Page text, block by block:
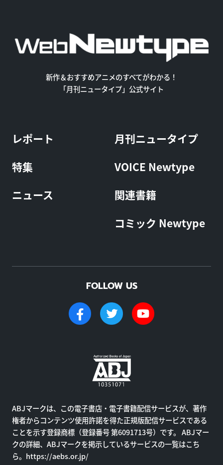
新作＆おすすめアニメのすべてがわかる！
「月刊ニュータイプ」公式サイト
レポート
特集
ニュース
月刊ニュータイプ
VOICE Newtype
関連書籍
コミック Newtype
FOLLOW US
ABJマークは、この電子書店・電子書籍配信サービスが、著作
権者からコンテンツ使用許諾を得た正規版配信サービスである
ことを示す登録商標（登録番号 第6091713号）です。 ABJマー
クの詳細、ABJマークを掲示しているサービスの一覧はこち
ら。 https://aebs.or.jp/